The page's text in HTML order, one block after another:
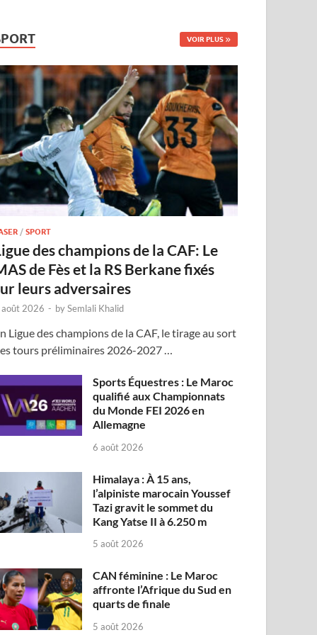
VOIR PLUS
/SPORT
des champions de la CAF: Le
de Fès et la RS Berkane fixés
leurs adversaires
2026 - bySemlali Khalid
Ligue des champions de la CAF, le tirage au sort
tours préliminaires 2026-2027 …
Sports Équestres : Le Maroc
qualifié aux Championnats
du Monde FEI 2026 en
Allemagne
6 août 2026
Himalaya : À 15 ans,
l’alpiniste marocain Youssef
Tazi gravit le sommet du
Kang Yatse II à 6.250 m
5 août 2026
CAN féminine : Le Maroc
affronte l’Afrique du Sud en
quarts de finale
5 août 2026